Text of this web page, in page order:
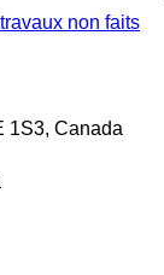
non faits
1S3, Canada